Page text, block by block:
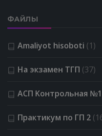
ФАЙЛЫ
Amaliyot hisoboti (1)
На экзамен ТГП (37)
АСП Kонтрольная №1
Практикум по ГП 2